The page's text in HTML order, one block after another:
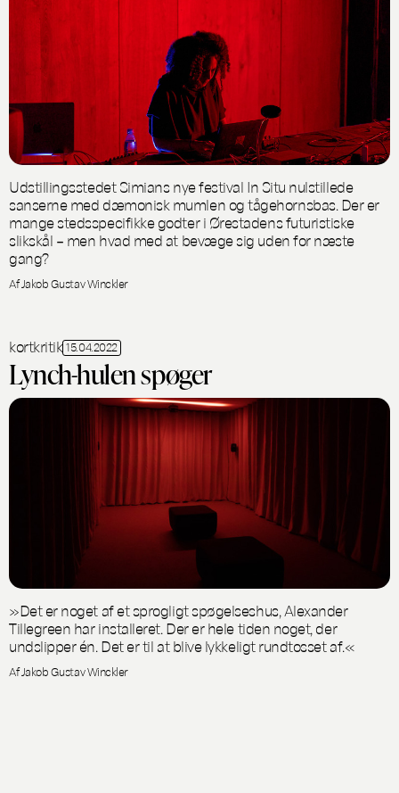
Udstillingsstedet Simians nye festival In Situ nulstillede
sanserne med dæmonisk mumlen og tågehornsbas. Der er
mange stedsspecifikke godter i Ørestadens futuristiske
slikskål – men hvad med at bevæge sig uden for næste
gang?
Af Jakob Gustav Winckler
kortkritik 15.04.2022
Lynch-hulen spøger
»Det er noget af et sprogligt spøgelseshus, Alexander
Tillegreen har installeret. Der er hele tiden noget, der
undslipper én. Det er til at blive lykkeligt rundtosset af.«
Af Jakob Gustav Winckler